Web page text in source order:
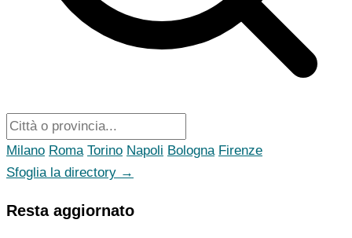
Milano Roma Torino Napoli Bologna Firenze
Sfoglia la directory →
Resta aggiornato